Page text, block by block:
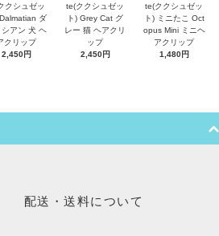
クシュゼッ
Dalmatian ダ
シアン 犬 ヘ
クリップ
2,450円
te(ククシュゼッ
ト) Grey Cat グ
レー 猫 ヘアクリ
ップ
2,450円
te(ククシュゼッ
ト) ミニたこ Oct
opus Mini ミニヘ
アクリップ
1,480円
配送・送料について